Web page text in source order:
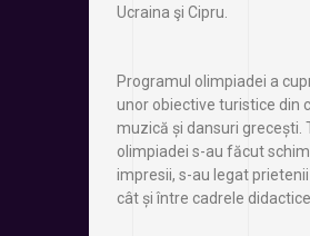
Ucraina şi Cipru.
Programul olimpiadei a
unor obiective turistice din
muzică și dansuri grecești.
olimpiadei s-au făcut
impresii, s-au legat
cât și între cadrele